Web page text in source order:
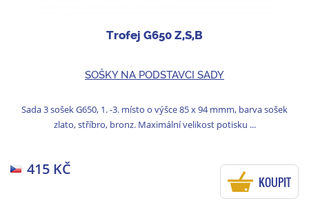
Trofej G650 Z,S,B
SOŠKY NA PODSTAVCI SADY
Sada 3 sošek G650, 1. -3. místo o výšce 85 x 94 mmm, barva sošek
zlato, stříbro, bronz. Maximální velikost potisku ...
415 KČ
KOUPIT